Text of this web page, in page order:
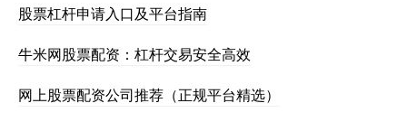
股票杠杆申请入口及平台指南
牛米网股票配资：杠杆交易安全高效
网上股票配资公司推荐（正规平台精选）